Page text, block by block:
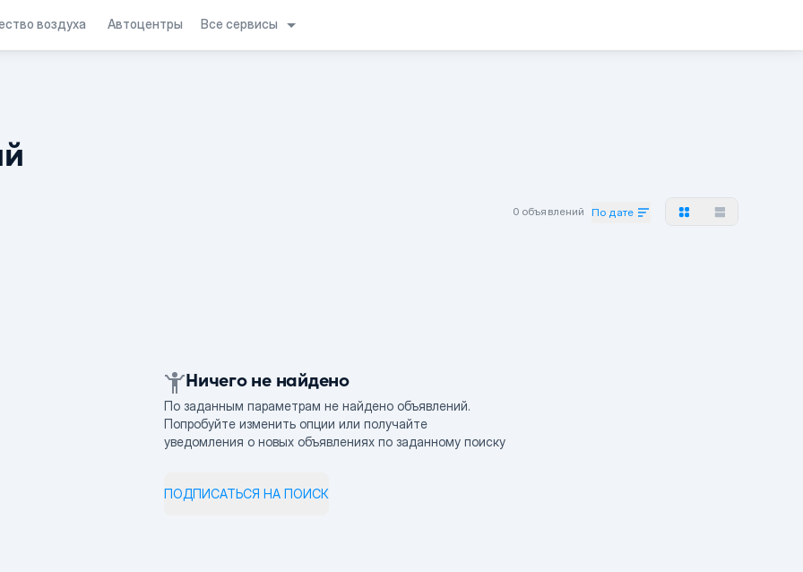
воздуха Автоцентры Все сервисы
0 объявлений По дате
Ничего не найдено
По заданным параметрам не найдено объявлений.
Попробуйте изменить опции или получайте
уведомления о новых объявлениях по заданному поиску
ПОДПИСАТЬСЯ НА ПОИСК